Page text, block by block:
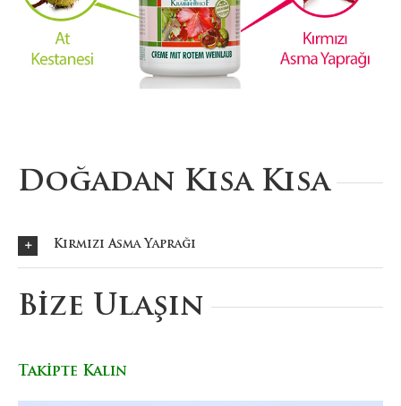
Doğadan Kısa Kısa
Kırmızı Asma Yaprağı
Bize Ulaşın
Takipte Kalın